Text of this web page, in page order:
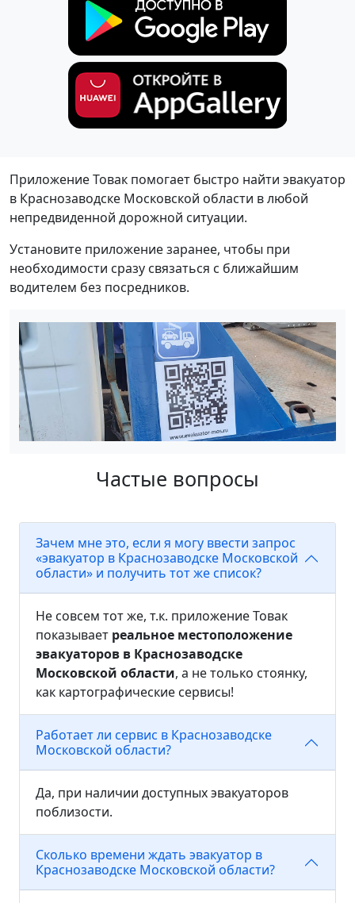
Приложение Товак помогает быстро найти эвакуатор
в Краснозаводске Московской области в любой
непредвиденной дорожной ситуации.
Установите приложение заранее, чтобы при
необходимости сразу связаться с ближайшим
водителем без посредников.
Частые вопросы
Зачем мне это, если я могу ввести запрос
«эвакуатор в Краснозаводске Московской
области» и получить тот же список?
Не совсем тот же, т.к. приложение Товак
показывает реальное местоположение
эвакуаторов в Краснозаводске
Московской области, а не только стоянку,
как картографические сервисы!
Работает ли сервис в Краснозаводске
Московской области?
Да, при наличии доступных эвакуаторов
поблизости.
Сколько времени ждать эвакуатор в
Краснозаводске Московской области?